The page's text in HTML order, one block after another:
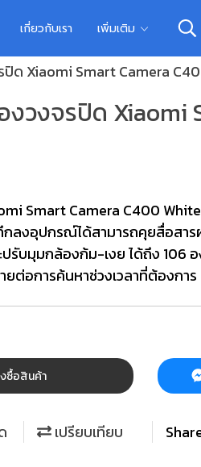
เกี่ยวกับเรา เพิ่มเติม
ด Xiaomi Smart Camera
งวงจรปิด Xiaomi
Smart Camera C400
ลงอุปกรณ์ได้สามารถคุยสื่อสาร
รับมุมกล้องก้ม-เงย ได้ถึง 106
ยต่อการค้นหาช่วงเวลาที่ต้องการ
ซื้อสินค้า
เปรียบเทียบ